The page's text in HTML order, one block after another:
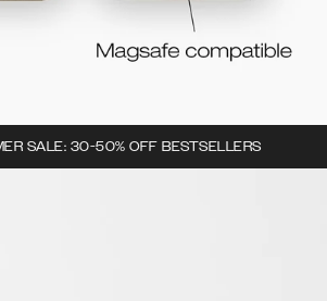
SALE: 30-50% OFF BESTSELLERS